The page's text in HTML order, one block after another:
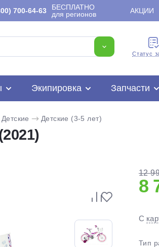
700-64-63
БЕСПЛАТНО
для регионов
АКЦИИ
Cтатус
Экипировка Запчасти
Детские Детские (3-5 лет)
12
8
С
Тип
оплату
части
без переплат